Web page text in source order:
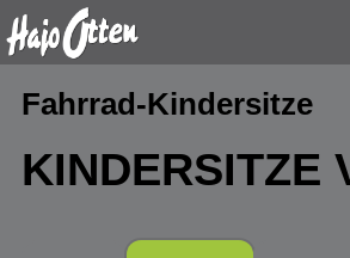
Fahrrad-Kindersitze
KINDERSITZE